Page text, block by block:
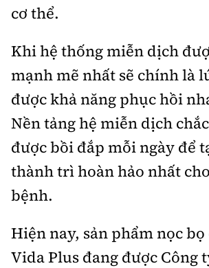
cơ thể.
Khi hệ thống miễn dịch
mạnh mẽ nhất sẽ chính là
được khả năng phục hồi
Nền tảng hệ miễn dịch
được bồi đắp mỗi ngày để
thành trì hoàn hảo nhất
bệnh.
Hiện nay, sản phẩm nọc
Vida Plus đang được Công